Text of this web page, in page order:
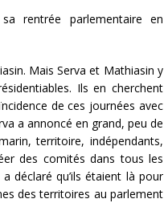
rentrée parlementaire en
Mais Serva et Mathiasin y
Ils en cherchent
de ces journées avec
a annoncé en grand, peu de
territoire, indépendants,
des comités dans tous les
déclaré qu’ils étaient là pour
des territoires au parlement